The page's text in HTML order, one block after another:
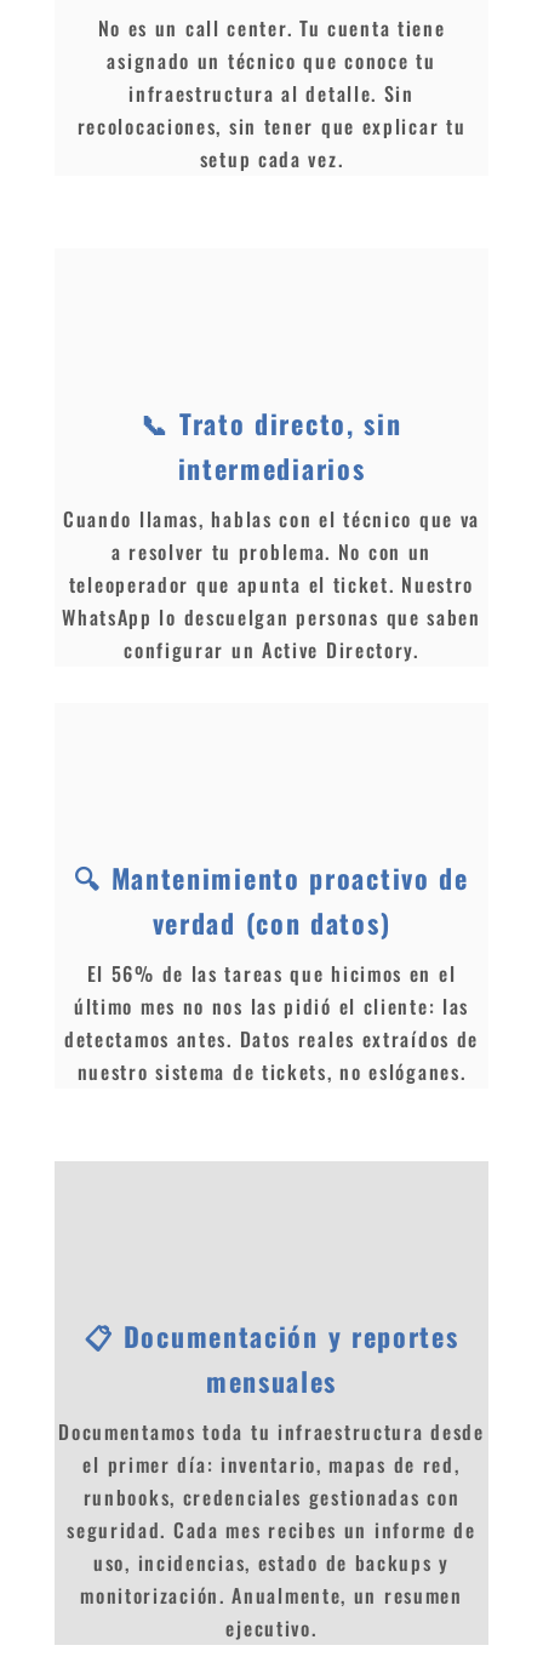
No es un call center. Tu cuenta tiene
asignado un técnico que conoce tu
infraestructura al detalle. Sin
recolocaciones, sin tener que explicar tu
setup cada vez.
📞 Trato directo, sin
intermediarios
Cuando llamas, hablas con el técnico que va
a resolver tu problema. No con un
teleoperador que apunta el ticket. Nuestro
WhatsApp lo descuelgan personas que saben
configurar un Active Directory.
🔍 Mantenimiento proactivo de
verdad (con datos)
El 56% de las tareas que hicimos en el
último mes no nos las pidió el cliente: las
detectamos antes. Datos reales extraídos de
nuestro sistema de tickets, no eslóganes.
📋 Documentación y reportes
mensuales
Documentamos toda tu infraestructura desde
el primer día: inventario, mapas de red,
runbooks, credenciales gestionadas con
seguridad. Cada mes recibes un informe de
uso, incidencias, estado de backups y
monitorización. Anualmente, un resumen
ejecutivo.